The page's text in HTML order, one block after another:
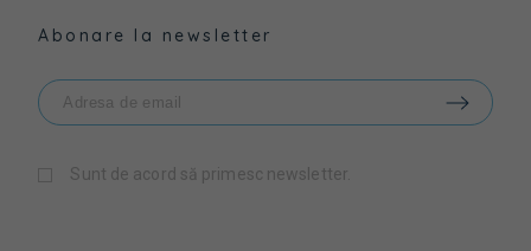
Abonare la newsletter
Sunt de acord să primesc newsletter.